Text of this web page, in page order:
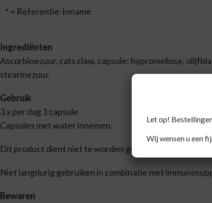
* = Referentie-Inname
Ingrediënten
Ascorbinezuur, cats claw, capsule: hypromellose,
stearinezuur.
Gebruik
3 x per dag 1 capsule
Capsules met water innemen.
Dit product dient niet te worden gebruikt tijdens de
Niet langdurig gebruiken in combinatie met
Bewaren
Let op!
Wij wensen u een